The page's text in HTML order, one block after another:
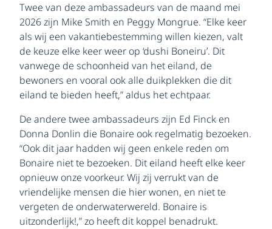
Twee van deze ambassadeurs van de maand mei
2026 zijn Mike Smith en Peggy Mongrue. “Elke keer
als wij een vakantiebestemming willen kiezen, valt
de keuze elke keer weer op ‘dushi Boneiru’. Dit
vanwege de schoonheid van het eiland, de
bewoners en vooral ook alle duikplekken die dit
eiland te bieden heeft,” aldus het echtpaar.
De andere twee ambassadeurs zijn Ed Finck en
Donna Donlin die Bonaire ook regelmatig bezoeken.
“Ook dit jaar hadden wij geen enkele reden om
Bonaire niet te bezoeken. Dit eiland heeft elke keer
opnieuw onze voorkeur. Wij zij verrukt van de
vriendelijke mensen die hier wonen, en niet te
vergeten de onderwaterwereld. Bonaire is
uitzonderlijk!,” zo heeft dit koppel benadrukt.